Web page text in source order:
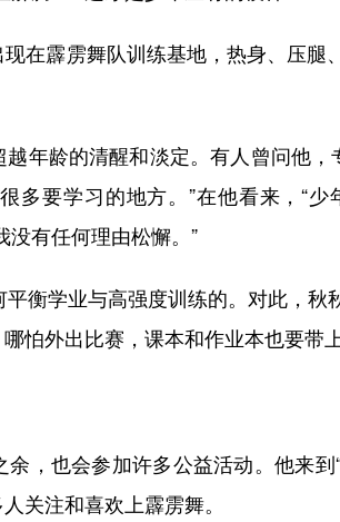
霹雳舞队训练基地，热身、压腿
龄的清醒和淡定。有人曾问他，
多要学习的地方。”在他看来，“
没有任何理由松懈。”
学业与高强度训练的。对此，秋
怕外出比赛，课本和作业本也要带
也会参加许多公益活动。他来到
关注和喜欢上霹雳舞。